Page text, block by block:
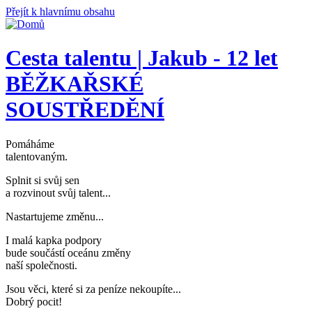
Přejít k hlavnímu obsahu
Cesta talentu | Jakub - 12 let
BĚŽKAŘSKÉ
SOUSTŘEDĚNÍ
Pomáháme
talentovaným.
Splnit si svůj sen
a rozvinout svůj talent...
Nastartujeme změnu...
I malá kapka podpory
bude součástí oceánu změny
naší společnosti.
Jsou věci, které si za peníze nekoupíte...
Dobrý pocit!